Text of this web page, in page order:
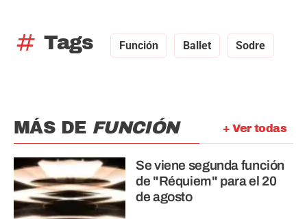
tag Tags Función Ballet Sodre
+ Ver todas
MÁS DE FUNCIÓN
Se viene segunda función
de "Réquiem" para el 20
de agosto